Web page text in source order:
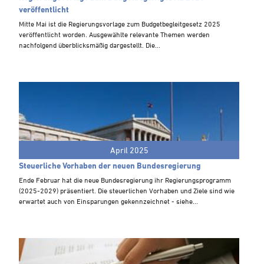
Videoarchiv
veröffentlicht
Mitte Mai ist die Regierungsvorlage zum Budgetbegleitgesetz 2025
veröffentlicht worden. Ausgewählte relevante Themen werden
nachfolgend überblicksmäßig dargestellt. Die...
April 2025
Steuerliche Vorhaben der neuen Bundesregierung
Ende Februar hat die neue Bundesregierung ihr Regierungsprogramm
(2025-2029) präsentiert. Die steuerlichen Vorhaben und Ziele sind wie
erwartet auch von Einsparungen gekennzeichnet - siehe...